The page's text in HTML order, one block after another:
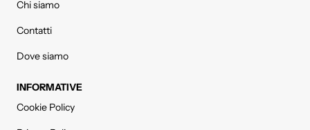
Chi siamo
Contatti
Dove siamo
INFORMATIVE
Cookie Policy